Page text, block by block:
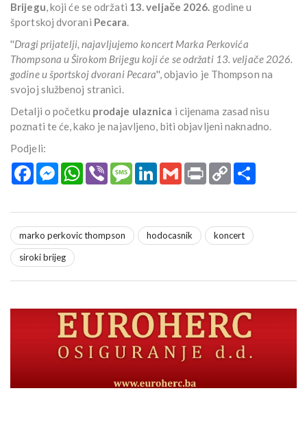
Brijegu, koji će se održati 13. veljače 2026. godine u
športskoj dvorani Pecara.
''Dragi prijatelji, najavljujemo koncert Marka Perkovića
Thompsona u Širokom Brijegu koji će se održati 13. veljače 2026.
godine u športskoj dvorani Pecara'', objavio je Thompson na
svojoj službenoj stranici.
Detalji o početku prodaje ulaznica i cijenama zasad nisu
poznati te će, kako je najavljeno, biti objavljeni naknadno.
Podjeli:
FacebookMessengerWhatsApp
Viber MessageLinkedInGmail Print Copy
Link
marko perkovic thompson hodocasnik
koncert
siroki brijeg